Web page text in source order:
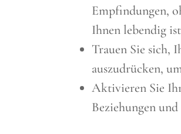
Empfindungen,
Ihnen lebendig
Trauen Sie sich,
auszudrücken,
Aktivieren Sie
Beziehungen